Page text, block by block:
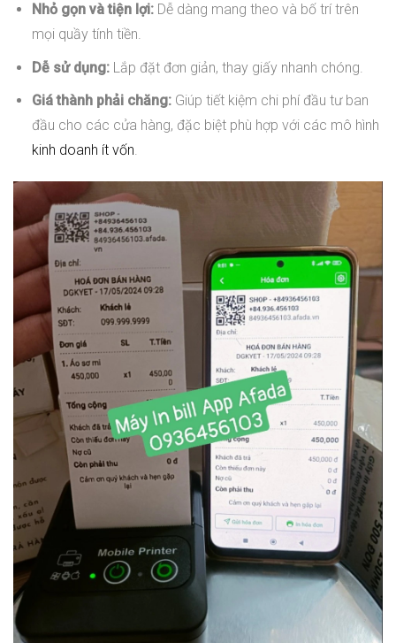
Nhỏ gọn và tiện lợi:Dễ dàng mang theo và bố trí trên
mọi quầy tính tiền.
Dễ sử dụng:Lắp đặt đơn giản, thay giấy nhanh chóng.
Giá thành phải chăng:Giúp tiết kiệm chi phí đầu tư ban
đầu cho các cửa hàng, đặc biệt phù hợp với các mô hình
kinh doanh ít vốn.